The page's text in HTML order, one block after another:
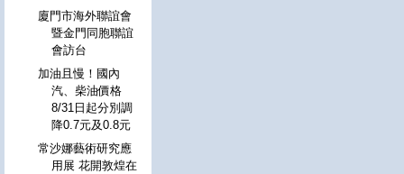
廈門市海外聯誼會
暨金門同胞聯誼
會訪台
加油且慢！國內
汽、柴油價格
8/31日起分別調
降0.7元及0.8元
常沙娜藝術研究應
用展 花開敦煌在